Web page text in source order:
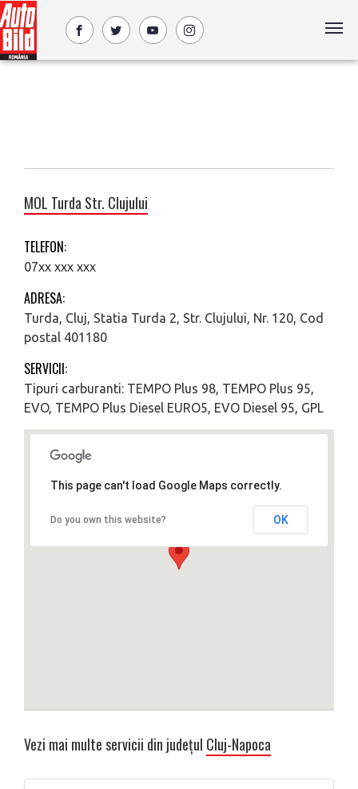
MOL Turda Str. Clujului
TELEFON:
07xx xxx xxx
ADRESA:
Turda, Cluj, Statia Turda 2, Str. Clujului, Nr. 120, Cod
postal 401180
SERVICII:
Tipuri carburanti: TEMPO Plus 98, TEMPO Plus 95,
EVO, TEMPO Plus Diesel EURO5, EVO Diesel 95, GPL
This page can't load Google Maps correctly.
Do you own this website? OK
Vezi mai multe servicii din județul Cluj-Napoca